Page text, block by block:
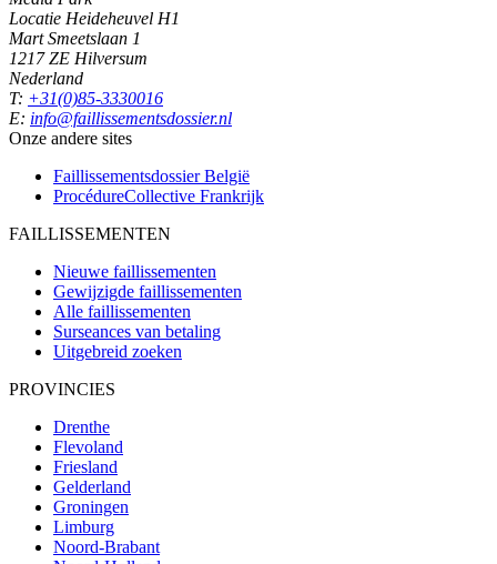
Locatie Heideheuvel H1
Mart Smeetslaan 1
1217 ZE Hilversum
Nederland
T: +31(0)85-3330016
E: info@faillissementsdossier.nl
Onze andere sites
Faillissementsdossier België
ProcédureCollective Frankrijk
FAILLISSEMENTEN
Nieuwe faillissementen
Gewijzigde faillissementen
Alle faillissementen
Surseances van betaling
Uitgebreid zoeken
PROVINCIES
Drenthe
Flevoland
Friesland
Gelderland
Groningen
Limburg
Noord-Brabant